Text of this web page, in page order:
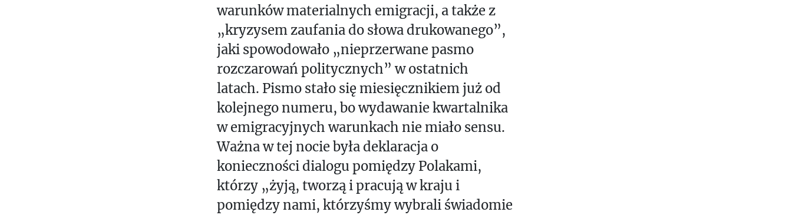
warunków materialnych emigracji, a także z
„kryzysem zaufania do słowa drukowanego”,
jaki spo­wodowało „nieprzerwane pasmo
rozczarowań politycznych” w ostatnich
latach. Pismo stało się miesięcznikiem już od
kolejnego numeru, bo wydawanie kwartalnika
w emigracyjnych warunkach nie miało sensu.
Ważna w tej nocie była deklaracja o
konieczności dialogu pomiędzy Polakami,
którzy „żyją, tworzą i pracują w kraju i
pomiędzy nami, którzyśmy wybrali świadomie